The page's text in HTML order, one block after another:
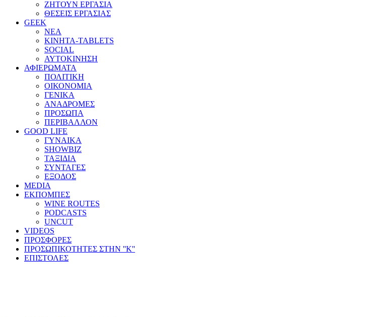
ΖΗΤΟΥΝ ΕΡΓΑΣΙΑ
ΘΕΣΕΙΣ ΕΡΓΑΣΙΑΣ
GEEK
ΝΕΑ
ΚΙΝΗΤΑ-TABLETS
SOCIAL
ΑΥΤΟΚΙΝΗΣΗ
ΑΦΙΕΡΩΜΑΤΑ
ΠΟΛΙΤΙΚΗ
ΟΙΚΟΝΟΜΙΑ
ΓΕΝΙΚΑ
ΑΝΑΔΡΟΜΕΣ
ΠΡΟΣΩΠΑ
ΠΕΡΙΒΑΛΛΟΝ
GOOD LIFE
ΓΥΝΑΙΚΑ
SHOWBIZ
ΤΑΞΙΔΙΑ
ΣΥΝΤΑΓΕΣ
ΕΞΟΔΟΣ
MEDIA
ΕΚΠΟΜΠΕΣ
WINE ROUTES
PODCASTS
UNCUT
VIDEOS
ΠΡΟΣΦΟΡΕΣ
ΠΡΟΣΩΠΙΚΟΤΗΤΕΣ ΣΤΗΝ ''Κ''
ΕΠΙΣΤΟΛΕΣ